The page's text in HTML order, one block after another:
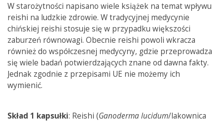
W starożytności napisano wiele książek na temat wpływu
reishi na ludzkie zdrowie. W tradycyjnej medycynie
chińskiej reishi stosuje się w przypadku większości
zaburzeń równowagi. Obecnie reishi powoli wkracza
również do współczesnej medycyny, gdzie przeprowadza
się wiele badań potwierdzających znane od dawna fakty.
Jednak zgodnie z przepisami UE nie możemy ich
wymienić.
Skład 1 kapsułki: Reishi (Ganoderma lucidum/lakownica